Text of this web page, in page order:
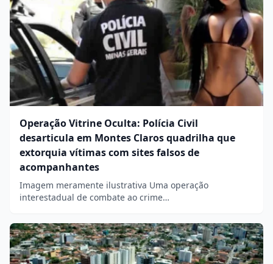
Operação Vitrine Oculta: Polícia Civil
desarticula em Montes Claros quadrilha que
extorquia vítimas com sites falsos de
acompanhantes
Imagem meramente ilustrativa Uma operação
interestadual de combate ao crime…